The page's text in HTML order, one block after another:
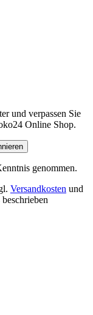
und verpassen Sie
Online Shop.
genommen.
Versandkosten und